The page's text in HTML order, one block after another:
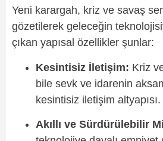
Yeni karargah, kriz ve savaş
gözetilerek geleceğin
çıkan yapısal özellikler şunlar:
Kesintisiz İletişim: Kriz
bile sevk ve idarenin
kesintisiz iletişim altyapısı.
Akıllı ve Sürdürülebilir